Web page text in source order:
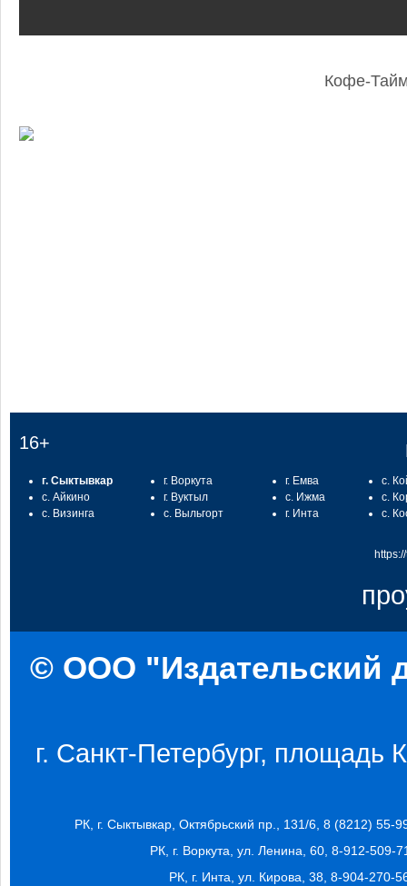
Кофе-
16+
г. Сыктывкар
с. Айкино
с. Визинга
г. Воркута
г. Вуктыл
с. Выльгорт
г. Емва
с. Ижма
г. Инта
с.
с.
с.
© ООО "Издательский
г. Санкт-Петербург, площадь
РК, г. Сыктывкар, Октябрьский пр., 131/6, 8 (8212) 55-
РК, г. Воркута, ул. Ленина, 60, 8-912-509-
РК, г. Инта, ул. Кирова, 38, 8-904-270-